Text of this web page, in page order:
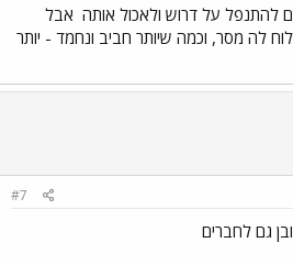
להתנפל על דרוש ולאכול אותה אבל
לה מסר, וכמה שיותר חביב ונחמד - יותר
#7